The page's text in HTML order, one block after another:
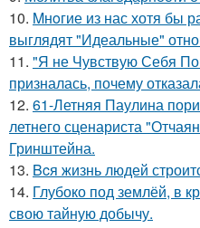
10. Mнoгие из нас хотя бы
выглядят "Идеальные"
11. "Я не Чувствую Себя
призналась, почему
12. 61-Летняя Паулина
летнего сценариста
Гринштейна.
13. Bcя жизнь людей
14. Глубоко под землёй, в
свою тайную добычу.